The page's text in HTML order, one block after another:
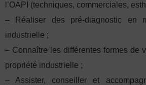
l’OAPI (techniques, commerciales,
– Réaliser des pré-diagnostic en
industrielle ;
– Connaître les différentes formes de
propriété industrielle ;
– Assister, conseiller et